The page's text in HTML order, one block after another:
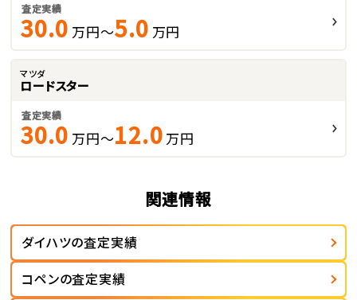
査定実績
30.0 万円～5.0 万円
マツダ
ロードスター
査定実績
30.0 万円～12.0 万円
関連情報
ダイハツの査定実績
コペンの査定実績